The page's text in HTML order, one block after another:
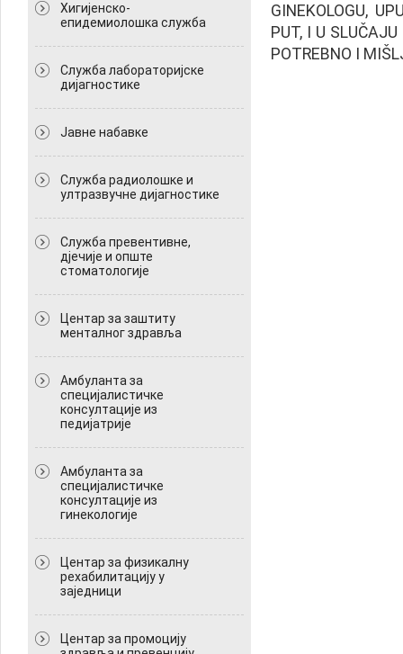
Хигијенско-
епидемиолошка служба
Служба лабораторијске
дијагностике
Јавне набавке
Служба радиолошке и
ултразвучне дијагностике
Служба превентивне,
дјечије и опште
стоматологије
Центар за заштиту
менталног здравља
Амбуланта за
специјалистичке
консултације из
педијатрије
Амбуланта за
специјалистичке
консултације из
гинекологије
Центар за физикалну
рехабилитацију у
заједници
Центар за промоцију
GINEKOLOGU,
PUT, I U
POTREBNO I